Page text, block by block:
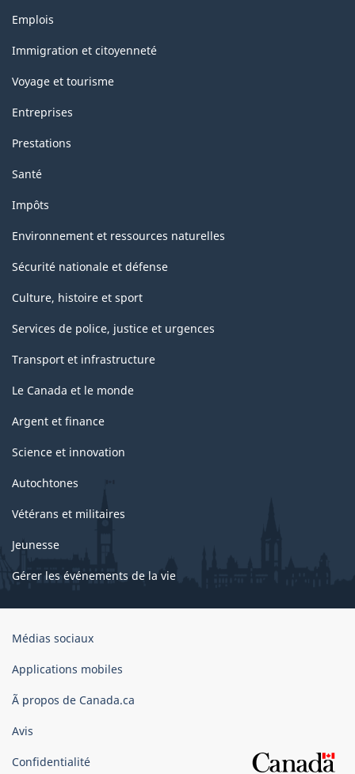
Thèmes
sujets
Emplois
Immigration et citoyenneté
Voyage et tourisme
Entreprises
Prestations
Santé
Impôts
Environnement et ressources naturelles
Sécurité nationale et défense
Culture, histoire et sport
Services de police, justice et urgences
Transport et infrastructure
Le Canada et le monde
Argent et finance
Science et innovation
Autochtones
Vétérans et militaires
Jeunesse
Gérer les événements de la vie
Organisation
gouvernement
Canada
Médias sociaux
Applications mobiles
Ã propos de Canada.ca
Avis
Confidentialité